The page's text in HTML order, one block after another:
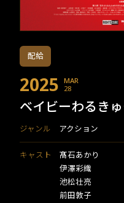
配給
2025 MAR
28
ベイビーわるき
ジャンル アクション
キャスト
髙石あかり
伊澤彩織
池松壮亮
前田敦子